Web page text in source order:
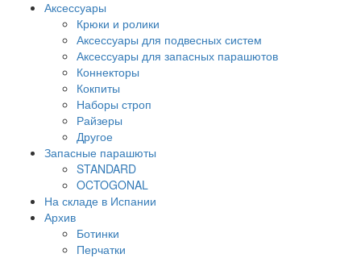
Аксессуары
Крюки и ролики
Аксессуары для подвесных систем
Аксессуары для запасных парашютов
Коннекторы
Кокпиты
Наборы строп
Райзеры
Другое
Запасные парашюты
STANDARD
OCTOGONAL
На складе в Испании
Архив
Ботинки
Перчатки